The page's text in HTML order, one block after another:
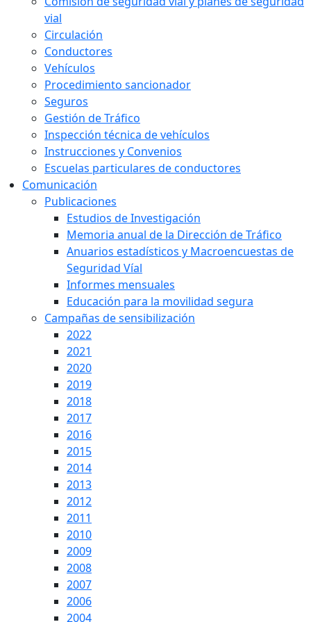
vial
Circulación
Conductores
Vehículos
Procedimiento sancionador
Seguros
Gestión de Tráfico
Inspección técnica de vehículos
Instrucciones y Convenios
Escuelas particulares de conductores
Comunicación
Publicaciones
Estudios de Investigación
Memoria anual de la Dirección de Tráfico
Anuarios estadísticos y Macroencuestas de
Seguridad Víal
Informes mensuales
Educación para la movilidad segura
Campañas de sensibilización
2022
2021
2020
2019
2018
2017
2016
2015
2014
2013
2012
2011
2010
2009
2008
2007
2006
2004